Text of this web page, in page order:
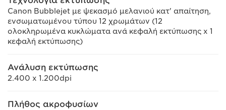
Canon Bubblejet με ψεκασμό μελανιού κατ' απαίτηση,
ενσωματωμένου τύπου 12 χρωμάτων (12
ολοκληρωμένα κυκλώματα ανά κεφαλή εκτύπωσης x 1
κεφαλή εκτύπωσης)
Ανάλυση εκτύπωσης
2.400 x 1.200dpi
Πλήθος ακροφυσίων